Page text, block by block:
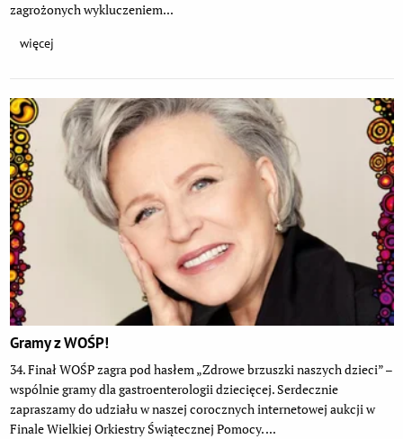
zagrożonych wykluczeniem...
więcej
Gramy z WOŚP!
34. Finał WOŚP zagra pod hasłem „Zdrowe brzuszki naszych dzieci” –
wspólnie gramy dla gastroenterologii dziecięcej. Serdecznie
zapraszamy do udziału w naszej corocznych internetowej aukcji w
Finale Wielkiej Orkiestry Świątecznej Pomocy. ...